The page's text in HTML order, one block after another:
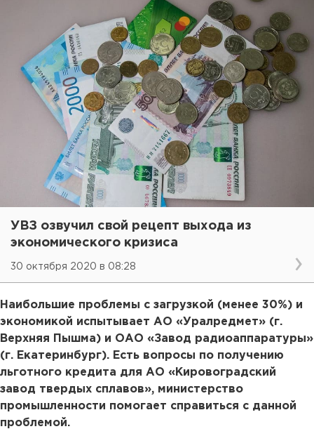
УВЗ озвучил свой рецепт выхода из
экономического кризиса
30 октября 2020 в 08:28
Наибольшие проблемы с загрузкой (менее 30%) и
экономикой испытывает АО «Уралредмет» (г.
Верхняя Пышма) и ОАО «Завод радиоаппаратуры»
(г. Екатеринбург). Есть вопросы по получению
льготного кредита для АО «Кировоградский
завод твердых сплавов», министерство
промышленности помогает справиться с данной
проблемой.